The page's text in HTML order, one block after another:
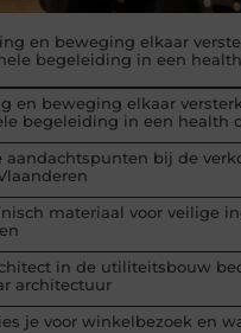
en beweging elkaar
begeleiding in een
en beweging elkaar
begeleiding in een health
aandachtspunten bij de
materiaal voor veilige
in de utiliteitsbouw
architectuur
je voor winkelbezoek en